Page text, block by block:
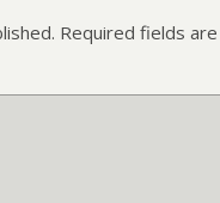
Required fields